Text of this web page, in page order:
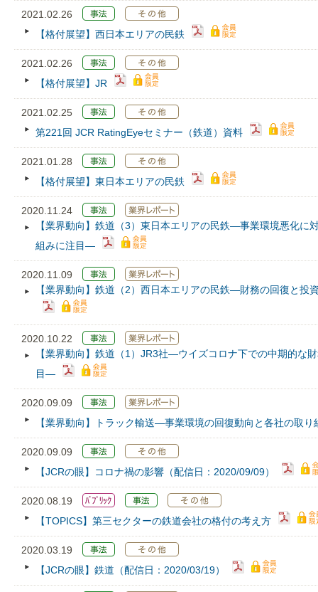
2021.02.26
【格付展望】西日本エリアの民鉄
2021.02.26
【格付展望】JR
2021.02.25
第221回 JCR RatingEyeセミナー（鉄道）資料
2021.01.28
【格付展望】東日本エリアの民鉄
2020.11.24
【業界動向】鉄道（3）東日本エリアの民鉄―事業環境悪化に
組みに注目―
2020.11.09
【業界動向】鉄道（2）西日本エリアの民鉄―財務の回復と
2020.10.22
【業界動向】鉄道（1）JR3社―ウイズコロナ下での中期的な
目―
2020.09.09
【業界動向】トラック輸送―事業環境の回復動向と各社の取
2020.09.09
【JCRの眼】コロナ禍の影響（配信日：2020/09/09）
2020.08.19
【TOPICS】第三セクターの鉄道会社の格付の考え方
2020.03.19
【JCRの眼】鉄道（配信日：2020/03/19）